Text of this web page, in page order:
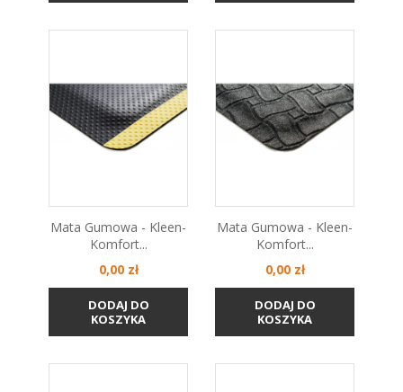
Mata Gumowa - Kleen-
Komfort...
Cena
0,00 zł
DODAJ DO
KOSZYKA
Mata Gumowa - Kleen-
Komfort...
Cena
0,00 zł
DODAJ DO
KOSZYKA